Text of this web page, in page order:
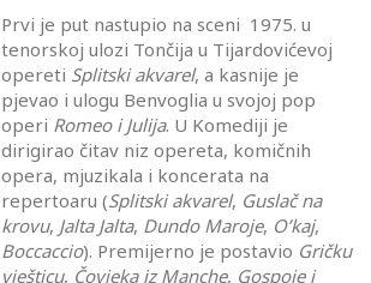
Prvi je put nastupio na sceni 1975. u
tenorskoj ulozi Tončija u Tijardovićevoj
opereti Splitski akvarel, a kasnije je
pjevao i ulogu Benvoglia u svojoj pop
operi Romeoi Julija. U Komediji je
dirigirao čitav niz opereta, komičnih
opera, mjuzikala i koncerata na
repertoaru (Splitski akvarel, Guslač na
krovu, Jalta Jalta, Dundo Maroje, O’kaj,
Boccaccio). Premijerno je postavio Gričku
vješticu, Čovjeka iz Manche, Gospoje i